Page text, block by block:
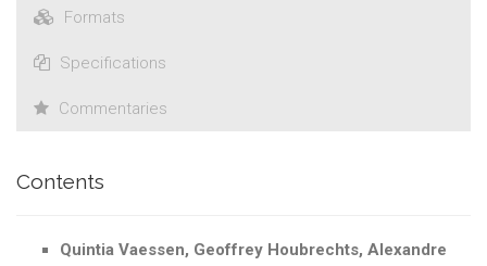
Formats
Specifications
Commentaries
Contents
Quintia Vaessen, Geoffrey Houbrechts, Alexandre